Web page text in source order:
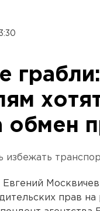
обмен
избежать
прав на